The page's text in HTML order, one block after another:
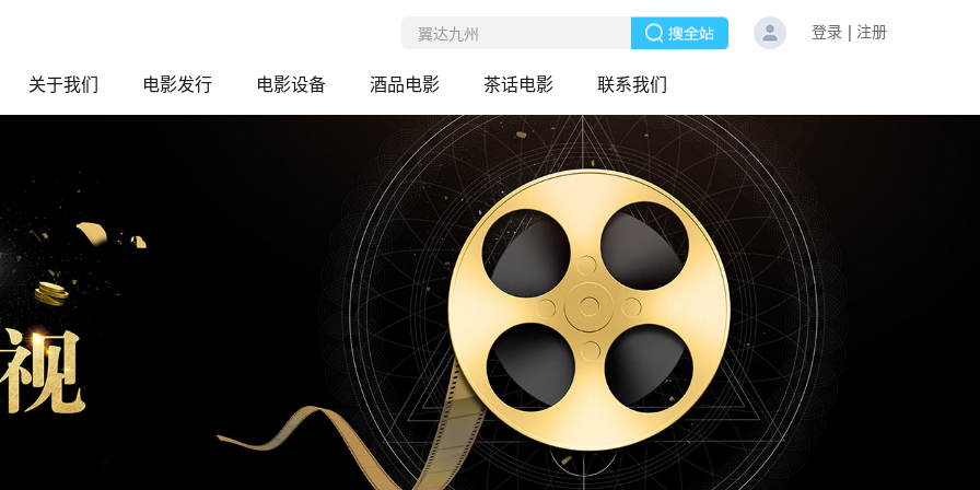
登录 注册
关于我们 电影发行 电影设备 酒品电影 茶话电影 联系我们